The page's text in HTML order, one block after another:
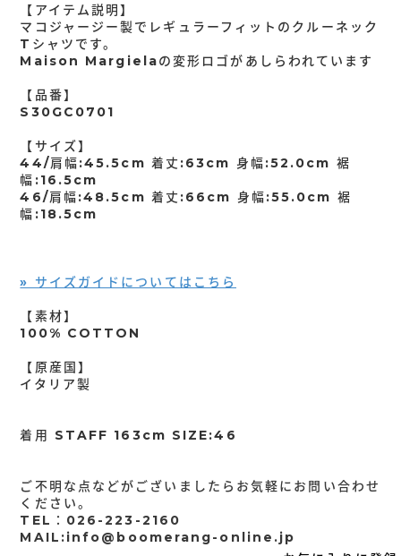
【アイテム説明】
マコジャージー製でレギュラーフィットのクルーネック
Tシャツです。
Maison Margielaの変形ロゴがあしらわれています
【品番】
S30GC0701
【サイズ】
44/肩幅:45.5cm 着丈:63cm 身幅:52.0cm 裾
幅:16.5cm
46/肩幅:48.5cm 着丈:66cm 身幅:55.0cm 裾
幅:18.5cm
» サイズガイドについてはこちら
【素材】
100% COTTON
【原産国】
イタリア製
着用 STAFF 163cm SIZE:46
ご不明な点などがございましたらお気軽にお問い合わせ
ください。
TEL：026-223-2160
MAIL:info@boomerang-online.jp